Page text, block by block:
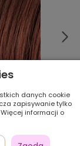
danych cookie
zapisywanie tylko
informacji o